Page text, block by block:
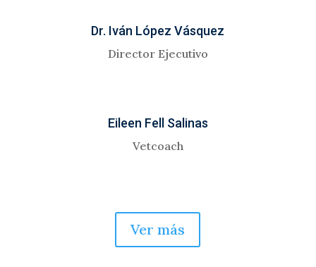
Dr. Iván López Vásquez
Director Ejecutivo
Eileen Fell Salinas
Vetcoach
Ver más